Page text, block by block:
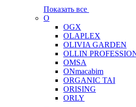
Показать все
O
OGX
OLAPLEX
OLIVIA GARDEN
OLLIN
OMSA
ONmacabim
ORGANIC TAI
ORISING
ORLY